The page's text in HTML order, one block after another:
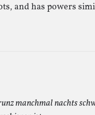
and has powers
manchmal nachts